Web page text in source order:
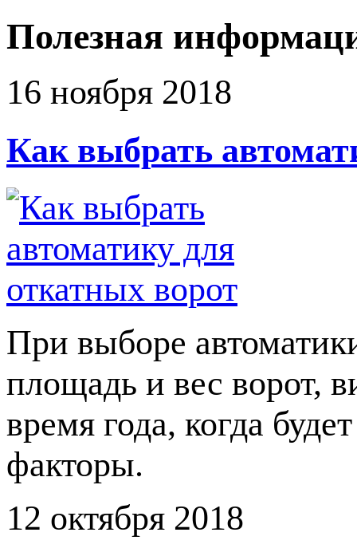
Полезная
16 ноября 2018
Как выбрать
При выборе
площадь и вес ворот,
время года, когда
факторы.
12 октября 2018